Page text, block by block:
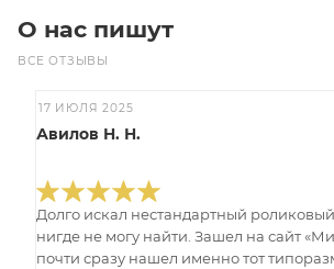
О нас пишут
ВСЕ ОТЗЫВЫ
17 ИЮЛЯ 2025
Авилов Н. Н.
Долго искал нестандартный
нигде не могу найти. Зашел на сайт
почти сразу нашел именно тот